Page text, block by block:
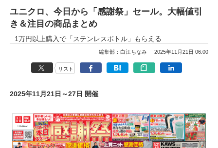
ユニクロ、今日から「感謝祭」セール。大幅値引
き＆注目の商品まとめ
1万円以上購入で「ステンレスボトル」もらえる
編集部：白江ちなみ 2025年11月21日 06:00
リスト
2025年11月21日～27日 開催